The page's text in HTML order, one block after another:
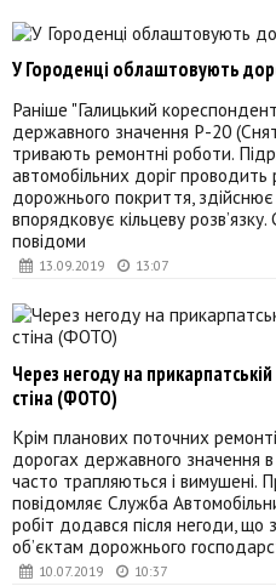
13.09.2019 13:07
У Городенці облаштовують
Раніше "Галицький
державного значення Р-20
тривають ремонтні роботи.
автомобільних доріг
дорожнього покриття,
впорядковує кільцеву
повідоми
10.07.2019 10:37
Через негоду на
стіна (ФОТО)
Крім планових поточних
дорогах державного значення в
часто трапляються і вимушені.
повідомляє Служба
робіт додався після негоди,
об’єктам дорожнього